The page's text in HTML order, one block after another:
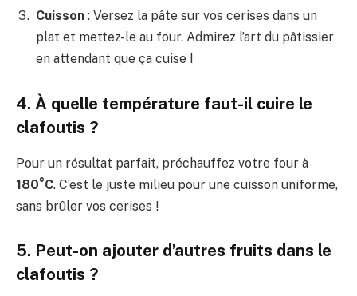
Cuisson : Versez la pâte sur vos cerises dans un
plat et mettez-le au four. Admirez l’art du pâtissier
en attendant que ça cuise !
4. À quelle température faut-il cuire le
clafoutis ?
Pour un résultat parfait, préchauffez votre four à
180°C. C’est le juste milieu pour une cuisson uniforme,
sans brûler vos cerises !
5. Peut-on ajouter d’autres fruits dans le
clafoutis ?